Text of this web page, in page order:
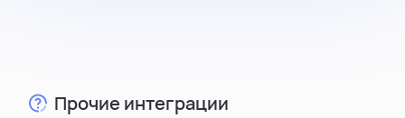
Прочие интеграции